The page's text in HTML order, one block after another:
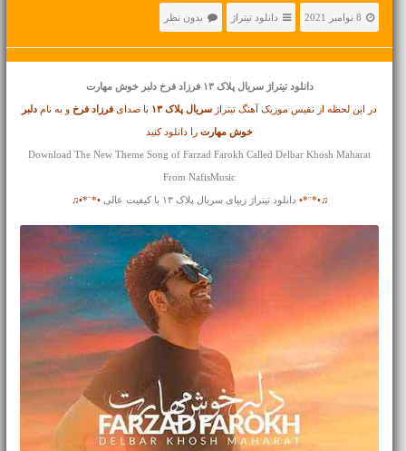
8 نوامبر 2021 دانلود تیتراژ بدون نظر
دانلود تیتراژ سریال پلاک ۱۳ فرزاد فرخ دلبر خوش مهارت
در این لحظه از نفیس موزیک آهنگ تیتراژ سریال پلاک ۱۳ با صدای فرزاد فرخو به نام دلبر
خوش مهارترا دانلود کنید
Download The New Theme Song of Farzad Farokh Called Delbar Khosh Maharat
From NafisMusic
♫•*¨*• دانلود تیتراژ زیبای سریال پلاک ۱۳ با کیفیت عالی •*¨*•♫